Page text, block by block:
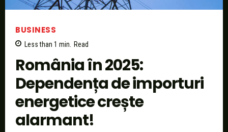
BUSINESS
Less than 1 min. Read
România în 2025:
Dependența de importuri
energetice crește
alarmant!